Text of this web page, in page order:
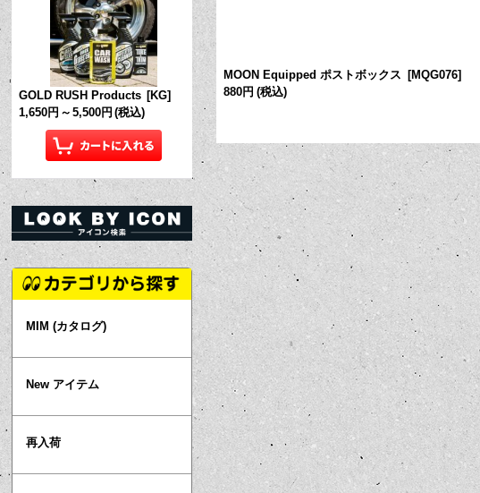
GOLD RUSH Products [KG]
1,650円 ～ 5,500円 (税込)
MIM (カタログ)
New アイテム
再入荷
ール ストレージ ボックス MOON Equipped ポストボックス [MQG076]
880円 (税込)